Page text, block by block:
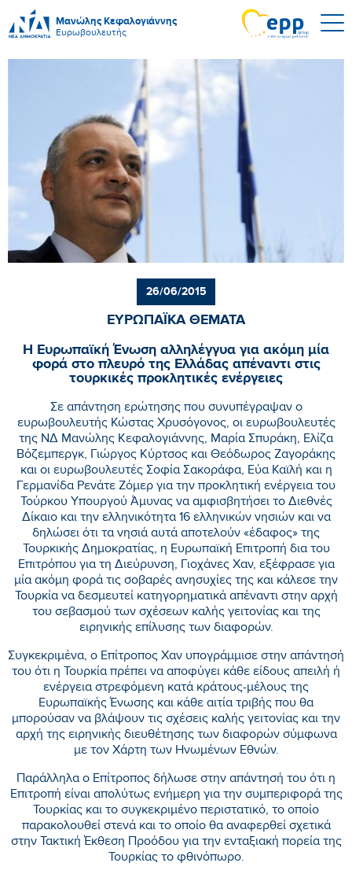
Μανώλης Κεφαλογιάννης
Ευρωβουλευτής
26/06/2015
ΕΥΡΩΠΑΪΚΑ ΘΕΜΑΤΑ
Η Ευρωπαϊκή Ένωση αλληλέγγυα για ακόμη μία
φορά στο πλευρό της Ελλάδας απέναντι στις
τουρκικές προκλητικές ενέργειες
Σε απάντηση ερώτησης που συνυπέγραψαν ο
ευρωβουλευτής Κώστας Χρυσόγονος, οι ευρωβουλευτές
της ΝΔ Μανώλης Κεφαλογιάννης, Μαρία Σπυράκη, Ελίζα
Βόζεμπεργκ, Γιώργος Κύρτσος και Θεόδωρος Ζαγοράκης
και οι ευρωβουλευτές Σοφία Σακοράφα, Εύα Καϊλή και η
Γερμανίδα Ρενάτε Ζόμερ για την προκλητική ενέργεια του
Τούρκου Υπουργού Άμυνας να αμφισβητήσει το Διεθνές
Δίκαιο και την ελληνικότητα 16 ελληνικών νησιών και να
δηλώσει ότι τα νησιά αυτά αποτελούν «έδαφος» της
Τουρκικής Δημοκρατίας, η Ευρωπαϊκή Επιτροπή δια του
Επιτρόπου για τη Διεύρυνση, Γιοχάνες Χαν, εξέφρασε για
μία ακόμη φορά τις σοβαρές ανησυχίες της και κάλεσε την
Τουρκία να δεσμευτεί κατηγορηματικά απέναντι στην αρχή
του σεβασμού των σχέσεων καλής γειτονίας και της
ειρηνικής επίλυσης των διαφορών.
Συγκεκριμένα, ο Επίτροπος Χαν υπογράμμισε στην απάντησή
του ότι η Τουρκία πρέπει να αποφύγει κάθε είδους απειλή ή
ενέργεια στρεφόμενη κατά κράτους-μέλους της
Ευρωπαϊκής Ένωσης και κάθε αιτία τριβής που θα
μπορούσαν να βλάψουν τις σχέσεις καλής γειτονίας και την
αρχή της ειρηνικής διευθέτησης των διαφορών σύμφωνα
με τον Χάρτη των Ηνωμένων Εθνών.
Παράλληλα ο Επίτροπος δήλωσε στην απάντησή του ότι η
Επιτροπή είναι απολύτως ενήμερη για την συμπεριφορά της
Τουρκίας και το συγκεκριμένο περιστατικό, το οποίο
παρακολουθεί στενά και το οποίο θα αναφερθεί σχετικά
στην Τακτική Έκθεση Προόδου για την ενταξιακή πορεία της
Τουρκίας το φθινόπωρο.